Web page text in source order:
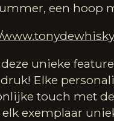
een hoop
unieke
Elke
touch met
exemplaar